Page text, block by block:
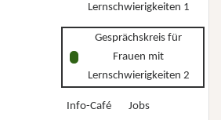
Lernschwierigkeiten 1
Gesprächskreis für
Frauen mit
Lernschwierigkeiten 2
Info-Café Jobs